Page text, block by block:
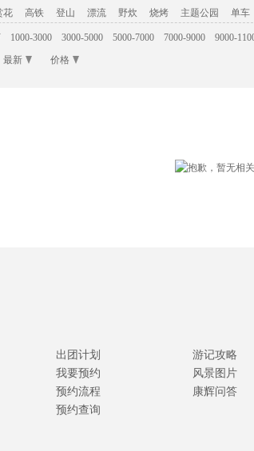
花 高铁 登山 漂流 野炊 烧烤 主题公园 单车
1000-3000 3000-5000 5000-7000 7000-9000 9000-
最新 价格
出团计划
我要预约
预约流程
预约查询
游记攻略
风景图片
康辉问答